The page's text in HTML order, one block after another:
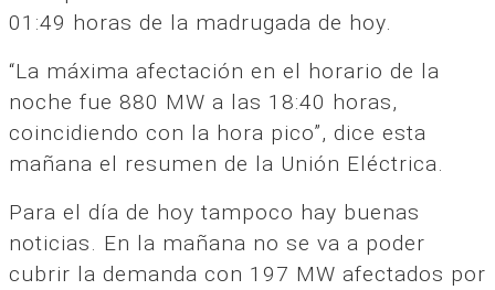
01:49 horas de la madrugada de hoy.
“La máxima afectación en el horario de la
noche fue 880 MW a las 18:40 horas,
coincidiendo con la hora pico”, dice esta
mañana el resumen de la Unión Eléctrica.
Para el día de hoy tampoco hay buenas
noticias. En la mañana no se va a poder
cubrir la demanda con 197 MW afectados por